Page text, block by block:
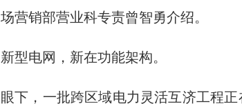
场营销部营业科专责曾智勇介绍。
新型电网，新在功能架构。
眼下，一批跨区域电力灵活互济工程